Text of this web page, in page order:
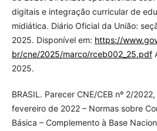
digitais e integração curricular de
midiática. Diário Oficial da União:
2025. Disponível em: https://
br/cne/2025/marco/rceb002_25.pdf
2025.
BRASIL. Parecer CNE/CEB nº 2/
fevereiro de 2022 – Normas sobre
Básica – Complemento à Base